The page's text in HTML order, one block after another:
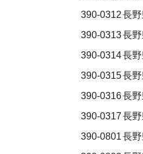
390-0312長
390-0313長
390-0314長
390-0315長
390-0316長
390-0317長
390-0801長